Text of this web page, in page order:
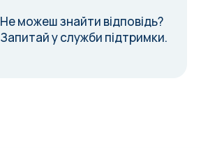
Не можеш знайти відповідь?
Запитай у служби підтримки.